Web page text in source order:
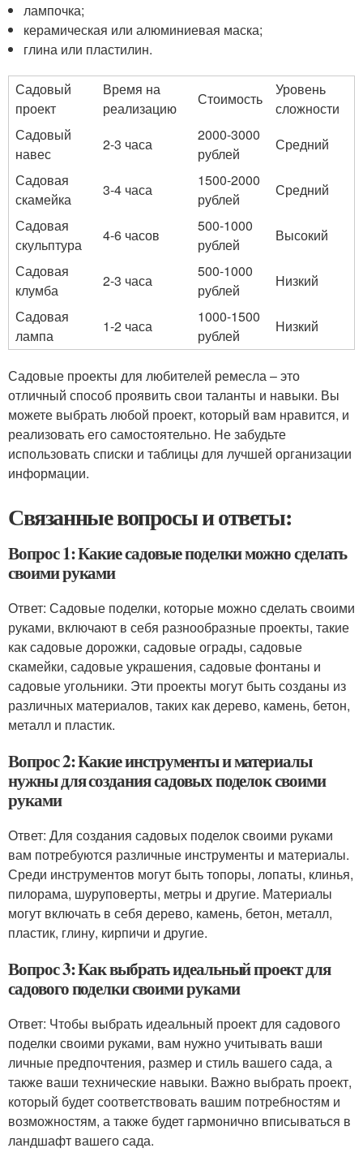
лампочка;
керамическая или алюминиевая маска;
глина или пластилин.
Садовый
проект
Время на
реализацию
Стоимость
Уровень
сложности
Садовый
навес
2-3 часа
2000-3000
рублей
Средний
Садовая
скамейка
3-4 часа
1500-2000
рублей
Средний
Садовая
скульптура
4-6 часов
500-1000
рублей
Высокий
Садовая
клумба
2-3 часа
500-1000
рублей
Низкий
Садовая
лампа
1-2 часа
1000-1500
рублей
Низкий
Садовые проекты для любителей ремесла – это
отличный способ проявить свои таланты и навыки. Вы
можете выбрать любой проект, который вам нравится, и
реализовать его самостоятельно. Не забудьте
использовать списки и таблицы для лучшей организации
информации.
Связанные вопросы и ответы:
Вопрос 1: Какие садовые поделки можно сделать
своими руками
Ответ: Садовые поделки, которые можно сделать своими
руками, включают в себя разнообразные проекты, такие
как садовые дорожки, садовые ограды, садовые
скамейки, садовые украшения, садовые фонтаны и
садовые угольники. Эти проекты могут быть созданы из
различных материалов, таких как дерево, камень, бетон,
металл и пластик.
Вопрос 2: Какие инструменты и материалы
нужны для создания садовых поделок своими
руками
Ответ: Для создания садовых поделок своими руками
вам потребуются различные инструменты и материалы.
Среди инструментов могут быть топоры, лопаты, клинья,
пилорама, шуруповерты, метры и другие. Материалы
могут включать в себя дерево, камень, бетон, металл,
пластик, глину, кирпичи и другие.
Вопрос 3: Как выбрать идеальный проект для
садового поделки своими руками
Ответ: Чтобы выбрать идеальный проект для садового
поделки своими руками, вам нужно учитывать ваши
личные предпочтения, размер и стиль вашего сада, а
также ваши технические навыки. Важно выбрать проект,
который будет соответствовать вашим потребностям и
возможностям, а также будет гармонично вписываться в
ландшафт вашего сада.